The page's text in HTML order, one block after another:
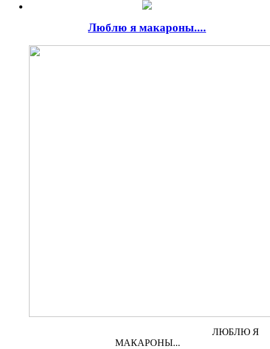
Люблю я макароны....
ЛЮБЛЮ Я
МАКАРОНЫ...